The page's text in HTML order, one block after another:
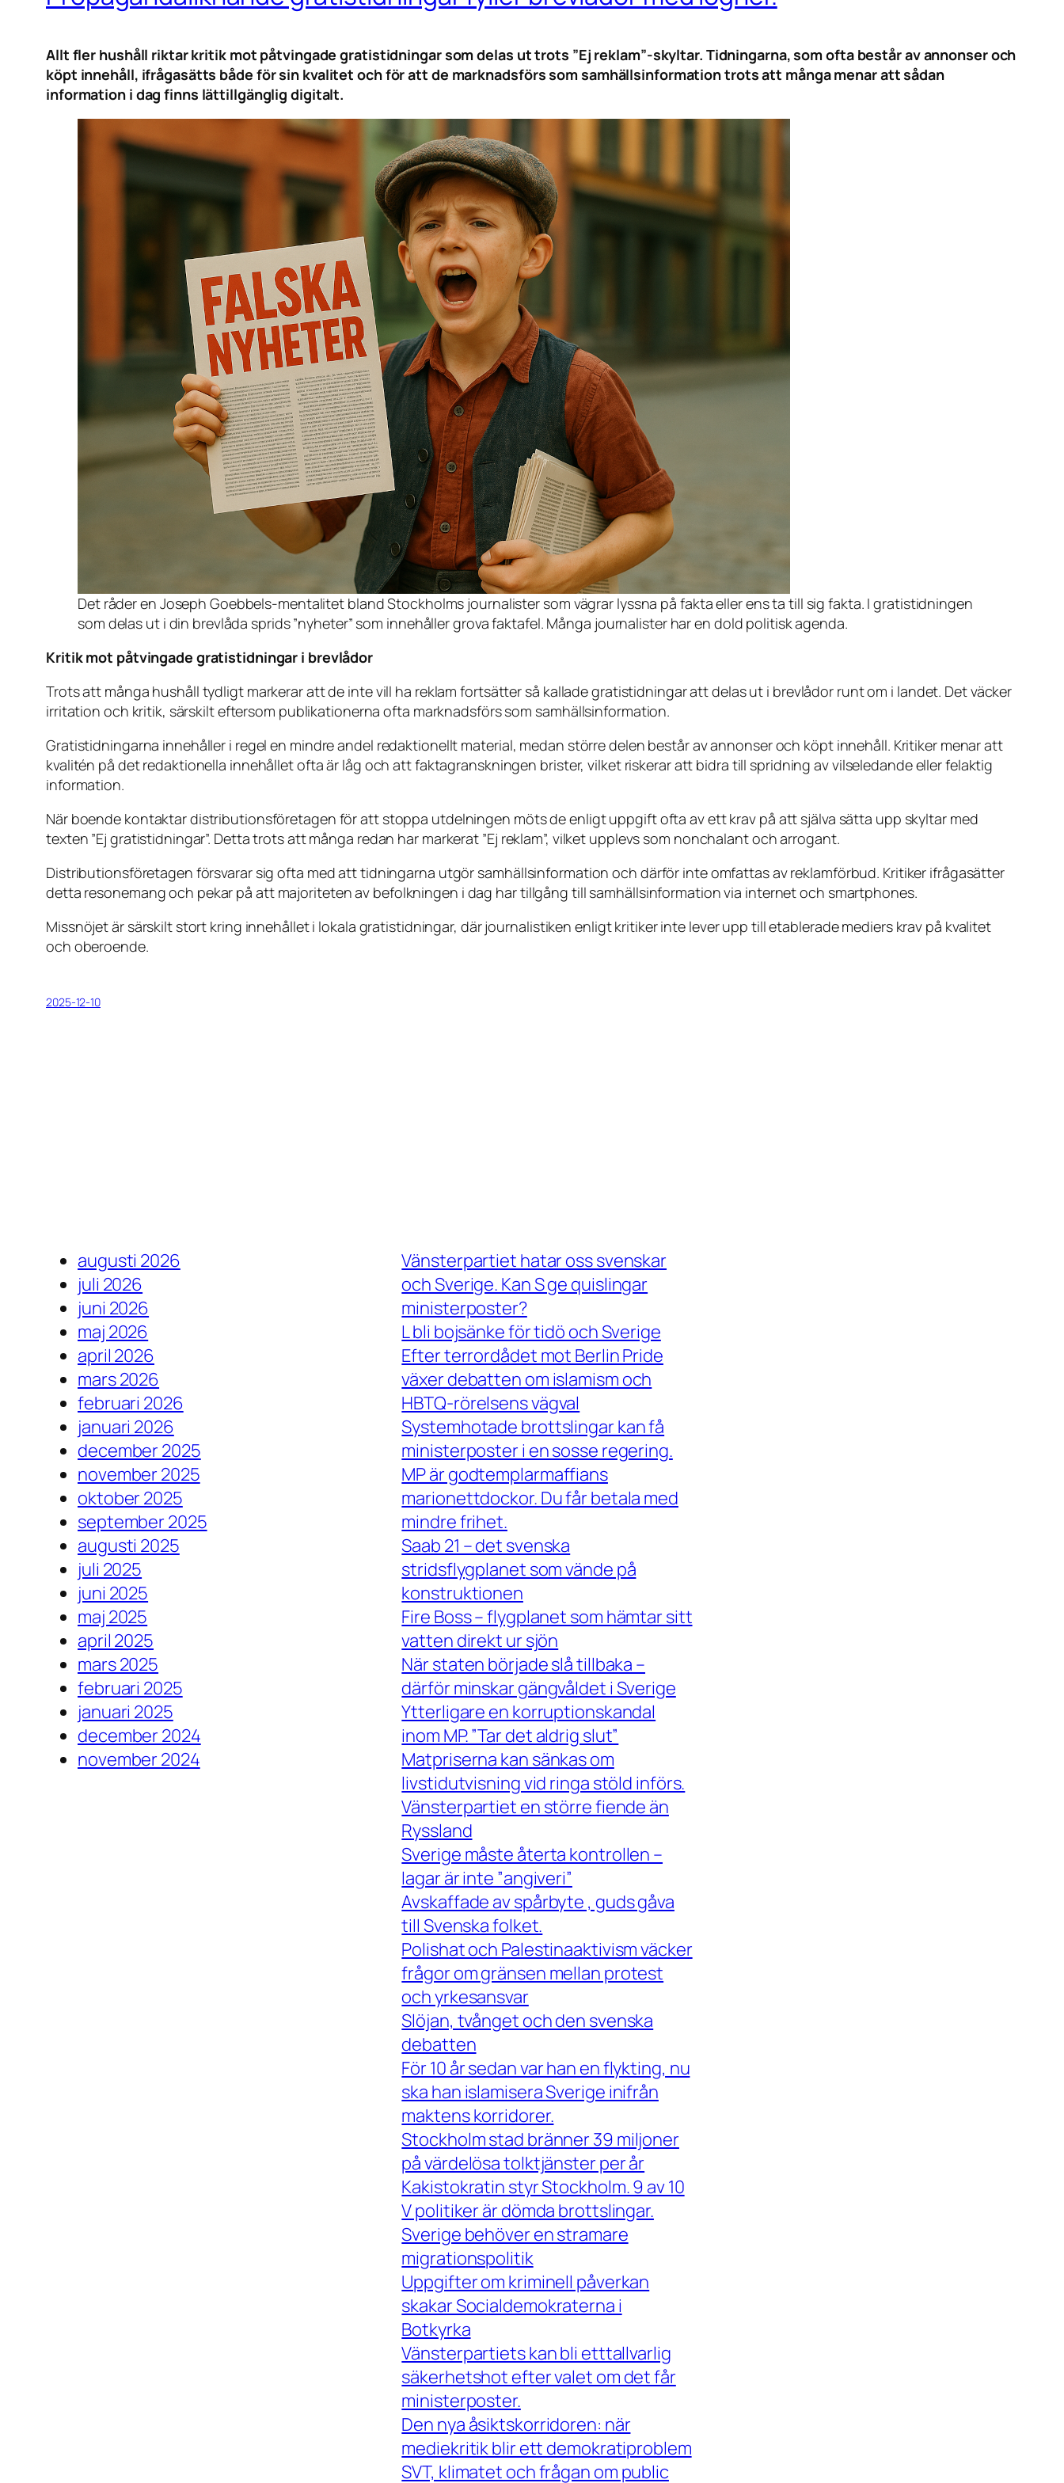
Allt fler hushåll riktar kritik mot påtvingade gratistidningar som delas ut trots ”Ej reklam”-skyltar. Tidningarna, som ofta består av annonser och
köpt innehåll, ifrågasätts både för sin kvalitet och för att de marknadsförs som samhällsinformation trots att många menar att sådan
information i dag finns lättillgänglig digitalt.
Det råder en Joseph Goebbels-mentalitet bland Stockholms journalister som vägrar lyssna på fakta eller ens ta till sig fakta. I gratistidningen
som delas ut i din brevlåda sprids ”nyheter” som innehåller grova faktafel. Många journalister har en dold politisk agenda.
Kritik mot påtvingade gratistidningar i brevlådor
Trots att många hushåll tydligt markerar att de inte vill ha reklam fortsätter så kallade gratistidningar att delas ut i brevlådor runt om i landet. Det väcker
irritation och kritik, särskilt eftersom publikationerna ofta marknadsförs som samhällsinformation.
Gratistidningarna innehåller i regel en mindre andel redaktionellt material, medan större delen består av annonser och köpt innehåll. Kritiker menar att
kvalitén på det redaktionella innehållet ofta är låg och att faktagranskningen brister, vilket riskerar att bidra till spridning av vilseledande eller felaktig
information.
När boende kontaktar distributionsföretagen för att stoppa utdelningen möts de enligt uppgift ofta av ett krav på att själva sätta upp skyltar med
texten ”Ej gratistidningar”. Detta trots att många redan har markerat ”Ej reklam”, vilket upplevs som nonchalant och arrogant.
Distributionsföretagen försvarar sig ofta med att tidningarna utgör samhällsinformation och därför inte omfattas av reklamförbud. Kritiker ifrågasätter
detta resonemang och pekar på att majoriteten av befolkningen i dag har tillgång till samhällsinformation via internet och smartphones.
Missnöjet är särskilt stort kring innehållet i lokala gratistidningar, där journalistiken enligt kritiker inte lever upp till etablerade mediers krav på kvalitet
och oberoende.
2025-12-10
augusti 2026
juli 2026
juni 2026
maj 2026
april 2026
mars 2026
februari 2026
januari 2026
december 2025
november 2025
oktober 2025
september 2025
augusti 2025
juli 2025
juni 2025
maj 2025
april 2025
mars 2025
februari 2025
januari 2025
december 2024
november 2024
Vänsterpartiet hatar oss svenskar
och Sverige. Kan S ge quislingar
ministerposter?
L bli bojsänke för tidö och Sverige
Efter terrordådet mot Berlin Pride
växer debatten om islamism och
HBTQ-rörelsens vägval
Systemhotade brottslingar kan få
ministerposter i en sosse regering.
MP är godtemplarmaffians
marionettdockor. Du får betala med
mindre frihet.
Saab 21 – det svenska
stridsflygplanet som vände på
konstruktionen
Fire Boss – flygplanet som hämtar sitt
vatten direkt ur sjön
När staten började slå tillbaka –
därför minskar gängvåldet i Sverige
Ytterligare en korruptionskandal
inom MP. ”Tar det aldrig slut”
Matpriserna kan sänkas om
livstidutvisning vid ringa stöld införs.
Vänsterpartiet en större fiende än
Ryssland
Sverige måste återta kontrollen –
lagar är inte ”angiveri”
Avskaffade av spårbyte , guds gåva
till Svenska folket.
Polishat och Palestinaaktivism väcker
frågor om gränsen mellan protest
och yrkesansvar
Slöjan, tvånget och den svenska
debatten
För 10 år sedan var han en flykting, nu
ska han islamisera Sverige inifrån
maktens korridorer.
Stockholm stad bränner 39 miljoner
på värdelösa tolktjänster per år
Kakistokratin styr Stockholm. 9 av 10
V politiker är dömda brottslingar.
Sverige behöver en stramare
migrationspolitik
Uppgifter om kriminell påverkan
skakar Socialdemokraterna i
Botkyrka
Vänsterpartiets kan bli etttallvarlig
säkerhetshot efter valet om det får
ministerposter.
Den nya åsiktskorridoren: när
mediekritik blir ett demokratiproblem
SVT, klimatet och frågan om public